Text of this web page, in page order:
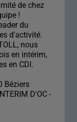
de chez
!
du
d'activité.
nous
en intérim,
en CDI.
Béziers
D'OC -